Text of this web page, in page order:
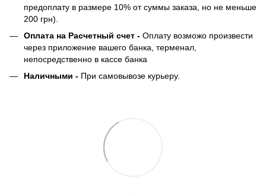
предоплату в размере 10% от суммы заказа, но не меньше
200 грн).
Оплата на Расчетный счет - Оплату возможо произвести
через приложение вашего банка, терменал,
непосредственно в кассе банка
Наличными - При самовывозе курьеру.